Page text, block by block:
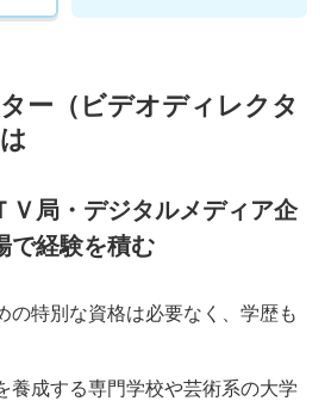
ー（ビデオディレクタ
Ｖ局・デジタルメディア企
で経験を積む
特別な資格は必要なく、学歴も
成する専門学校や芸術系の大学